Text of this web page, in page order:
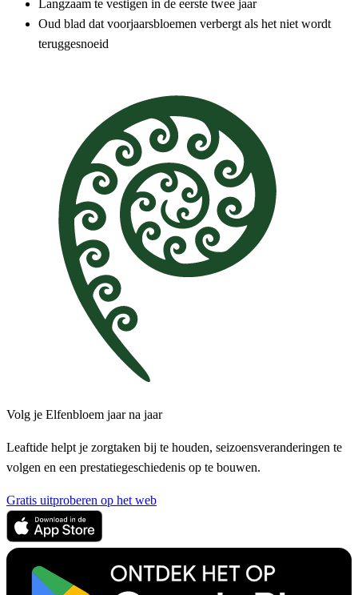
Langzaam te vestigen in de eerste twee jaar
Oud blad dat voorjaarsbloemen verbergt als het niet wordt
teruggesnoeid
Volg je Elfenbloem jaar na jaar
Leaftide helpt je zorgtaken bij te houden, seizoensveranderingen te
volgen en een prestatiegeschiedenis op te bouwen.
Gratis uitproberen op het web